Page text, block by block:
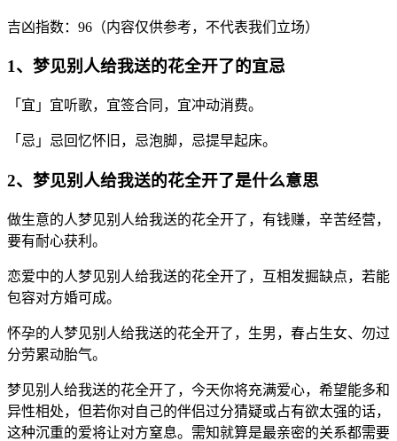
吉凶指数：96（内容仅供参考，不代表我们立场）
1、梦见别人给我送的花全开了的宜忌
「宜」宜听歌，宜签合同，宜冲动消费。
「忌」忌回忆怀旧，忌泡脚，忌提早起床。
2、梦见别人给我送的花全开了是什么意思
做生意的人梦见别人给我送的花全开了，有钱赚，辛苦经营，
要有耐心获利。
恋爱中的人梦见别人给我送的花全开了，互相发掘缺点，若能
包容对方婚可成。
怀孕的人梦见别人给我送的花全开了，生男，春占生女、勿过
分劳累动胎气。
梦见别人给我送的花全开了，今天你将充满爱心，希望能多和
异性相处，但若你对自己的伴侣过分猜疑或占有欲太强的话，
这种沉重的爱将让对方窒息。需知就算是最亲密的关系都需要